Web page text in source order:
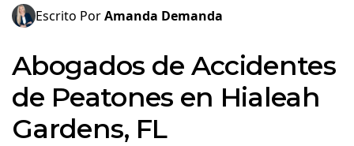
Escrito PorAmanda Demanda
Abogados de Accidentes
de Peatones en Hialeah
Gardens, FL